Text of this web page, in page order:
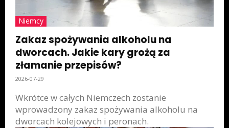
Niemcy
Zakaz spożywania alkoholu na
dworcach. Jakie kary grożą za
złamanie przepisów?
2026-07-29
Wkrótce w całych Niemczech zostanie
wprowadzony zakaz spożywania alkoholu na
dworcach kolejowych i peronach.